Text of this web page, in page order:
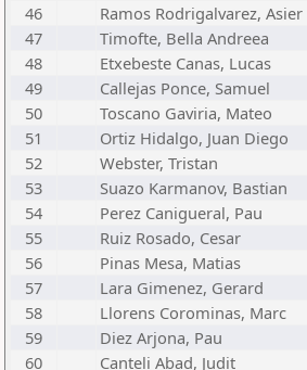
46
Ramos Rodrigalvarez, Asier
47
Timofte, Bella Andreea
48
Etxebeste Canas, Lucas
49
Callejas Ponce, Samuel
50
Toscano Gaviria, Mateo
51
Ortiz Hidalgo, Juan Diego
52
Webster, Tristan
53
Suazo Karmanov, Bastian
54
Perez Canigueral, Pau
55
Ruiz Rosado, Cesar
56
Pinas Mesa, Matias
57
Lara Gimenez, Gerard
58
Llorens Corominas, Marc
59
Diez Arjona, Pau
60
Canteli Abad, Judit